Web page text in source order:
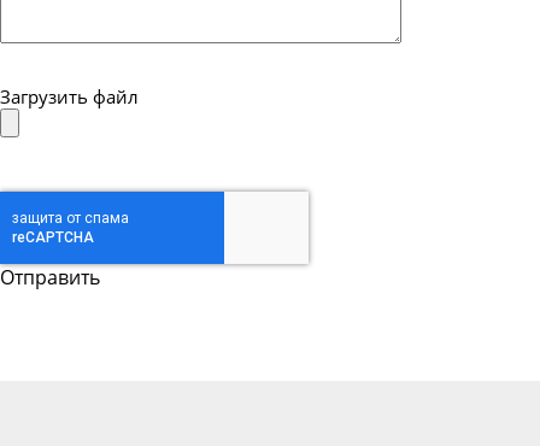
Загрузить файл